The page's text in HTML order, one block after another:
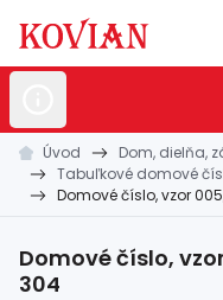
Nerezovépolotovary
Hliníkovépolotovary
Kovanépolotovary
Úvod Dom, dielňa,
Tabuľkové domové
Domové číslo, vzor
Domové číslo,
304